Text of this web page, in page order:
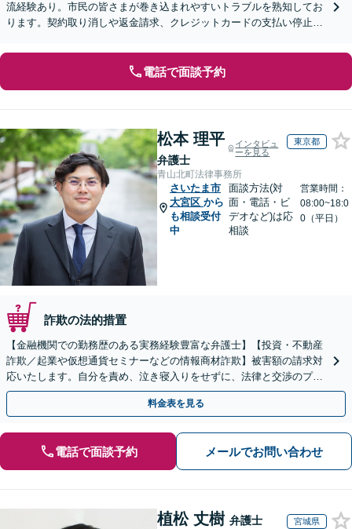
流経験あり。市民の皆さまが巻き込まれやすいトラブルを熟知してお
ります。契約取り消しや返金請求、クレジットカードの支払い停止な
電話で面談予約
松本 理平
弁護士
インタビュ
ーを見る
東京都
青山北町法律事務所
さいたま市
大宮区 から
も相談受付
中
面談方法(対
面・電話・ビ
デオなど)は応
相談
営業時間：
08:00~18:0
0（平日）
詐欺の法的措置
【金融機関での勤務歴のある実務経験豊富な弁護士】【投資・不動産
詐欺／起業や仮想通貨セミナーなどの情報商材詐欺】被害額の請求対
応いたします。自分を責め、泣き寝入りをせずに、法律と交渉のプロ
にまずはご相談ください。【表参道駅から徒歩3分】
料金表を見る
電話で面談予約 メールでお問い合わせ
植松 丈樹 弁護士 宮城県